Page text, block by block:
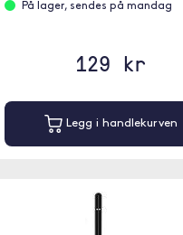
På lager, sendes på mandag
129 kr
Legg i handlekurven